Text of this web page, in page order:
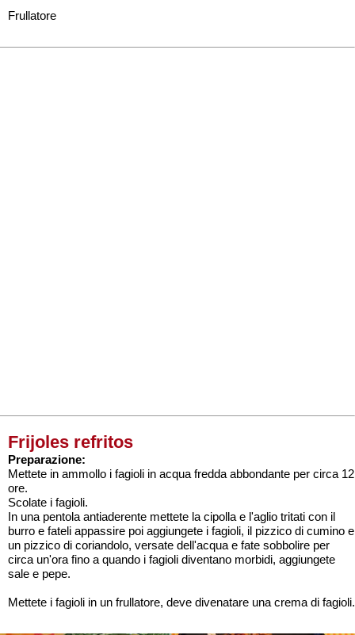
Frullatore
Frijoles refritos
Preparazione:
Mettete in ammollo i fagioli in acqua fredda abbondante per circa 12
ore.
Scolate i fagioli.
In una pentola antiaderente mettete la cipolla e l'aglio tritati con il
burro e fateli appassire poi aggiungete i fagioli, il pizzico di cumino e
un pizzico di coriandolo, versate dell'acqua e fate sobbolire per
circa un'ora fino a quando i fagioli diventano morbidi, aggiungete
sale e pepe.
Mettete i fagioli in un frullatore, deve divenatare una crema di fagioli.